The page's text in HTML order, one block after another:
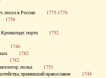
посол в России 1775-1776
1758
Кронштадт. порта 1752
1746
1782
1782
полка 1751
принявший православие 1748